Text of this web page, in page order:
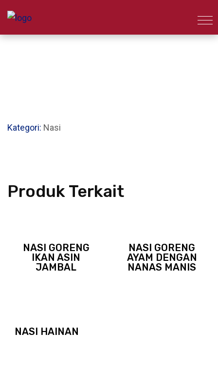
Kategori: Nasi
Produk Terkait
NASI GORENG
IKAN ASIN
JAMBAL
NASI GORENG
AYAM DENGAN
NANAS MANIS
NASI HAINAN